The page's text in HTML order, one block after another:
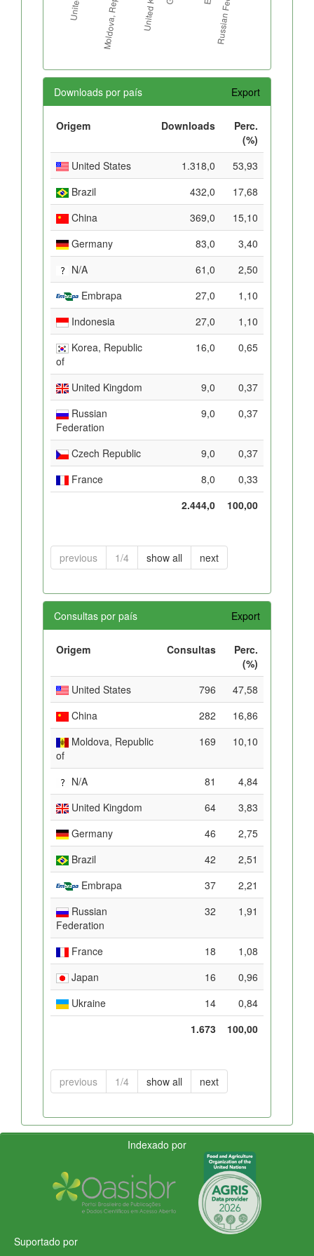
Downloads por país Export
Origem Downloads
Perc.
(%)
United States
1.318,0
53,93
Brazil
432,0
17,68
China
369,0
15,10
Germany
83,0
3,40
N/A
61,0
2,50
Embrapa
27,0
1,10
Indonesia
27,0
1,10
Korea, Republic
of
16,0 0,65
United Kingdom 9,0
0,37
Russian
Federation
9,0 0,37
Czech Republic 9,0
0,37
France
8,0
0,33
2.444,0
100,00
previous 1/4 show all next
Consultas por país Export
Origem Consultas
Perc.
(%)
United States
796
47,58
China
282
16,86
Moldova, Republic
of
169 10,10
N/A 81
4,84
United Kingdom
64
3,83
Germany
46
2,75
Brazil
42
2,51
Embrapa
37
2,21
Russian
Federation
32 1,91
France 18
1,08
Japan
16
0,96
Ukraine
14
0,84
1.673
100,00
previous 1/4 show all next
Indexado por
Suportado por